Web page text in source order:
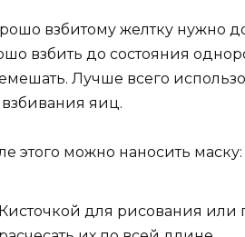
взбитому желтку нужно
взбить до состояния
Лучше всего
яиц.
этого можно наносить маску:
Кисточкой для рисования или